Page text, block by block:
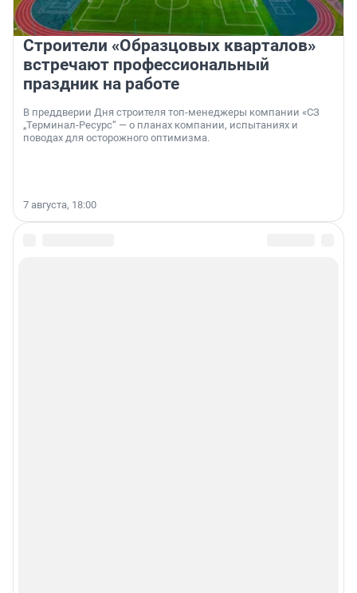
Строители «Образцовых кварталов»
встречают профессиональный
праздник на работе
В преддверии Дня строителя топ-менеджеры компании «СЗ
„Терминал-Ресурс“ — о планах компании, испытаниях и
поводах для осторожного оптимизма.
7 августа, 18:00